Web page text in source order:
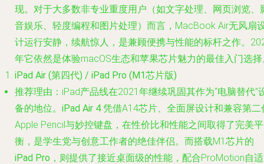
现。对于大多数非专业重度用户（如文字处理、网页浏览、
音娱乐、轻度编程和图片处理）而言，MacBook Air无风扇
计运行安静，续航惊人，是兼顾便携与性能的标杆之作。
年它依然是体验macOS生态和苹果芯片魅力的最佳入门选
iPad Air (第四代) / iPad Pro (M1芯片版)
推荐理由 ：iPad产品线在2021年继续巩固其作为“电脑替代”
备的地位。 iPad Air 4 凭借A14芯片、全面屏设计和兼容第二
Apple Pencil与妙控键盘，在性价比和性能之间取得了完美平
衡，是学生党与创意工作者的绝佳伴侣。而搭载M1芯片的
iPad Pro ，则提供了接近桌面级的性能，配合ProMotion自